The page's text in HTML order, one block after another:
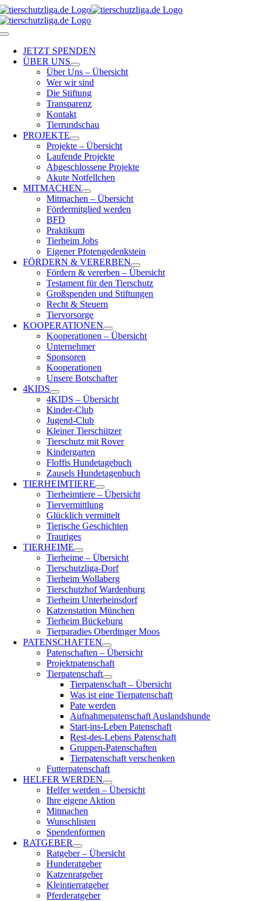
Skip
to
content
Toggle
NavigationJETZT SPENDEN
ÜBER UNS
Über Uns – Übersicht
Wer wir sind
Die Stiftung
Transparenz
Kontakt
Tierrundschau
PROJEKTE
Projekte – Übersicht
Laufende Projekte
Abgeschlossene Projekte
Akute Notfellchen
MITMACHEN
Mitmachen – Übersicht
Fördermitglied werden
BFD
Praktikum
Tierheim Jobs
Eigener Pfotengedenkstein
FÖRDERN & VERERBEN
Fördern & vererben – Übersicht
Testament für den Tierschutz
Großspenden und Stiftungen
Recht & Steuern
Tiervorsorge
KOOPERATIONEN
Kooperationen – Übersicht
Unternehmer
Sponsoren
Kooperationen
Unsere Botschafter
4KIDS
4KIDS – Übersicht
Kinder-Club
Jugend-Club
Kleiner Tierschützer
Tierschutz mit Rover
Kindergarten
Floffis Hundetagebuch
Zausels Hundetagenbuch
TIERHEIMTIERE
Tierheimtiere – Übersicht
Tiervermittlung
Glücklich vermittelt
Tierische Geschichten
Trauriges
TIERHEIME
Tierheime – Übersicht
Tierschutzliga-Dorf
Tierheim Wollaberg
Tierschutzhof Wardenburg
Tierheim Unterheinsdorf
Katzenstation München
Tierheim Bückeburg
Tierparadies Oberdinger Moos
PATENSCHAFTEN
Patenschaften – Übersicht
Projektpatenschaft
Tierpatenschaft
Tierpatenschaft – Übersicht
Was ist eine Tierpatenschaft
Pate werden
Aufnahmepatenschaft Auslandshunde
Start-ins-Leben Patenschaft
Rest-des-Lebens Patenschaft
Gruppen-Patenschaften
Tierpatenschaft verschenken
Futterpatenschaft
HELFER WERDEN
Helfer werden – Übersicht
Ihre eigene Aktion
Mitmachen
Wunschlisten
Spendenformen
RATGEBER
Ratgeber – Übersicht
Hunderatgeber
Katzenratgeber
Kleintierratgeber
Pferderatgeber